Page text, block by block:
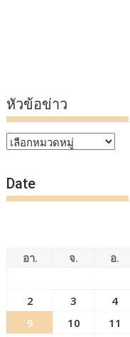
หัวข้อข่าว
หัวข้อ
Date
อา. จ. อ.
2
3 4
9
10 11